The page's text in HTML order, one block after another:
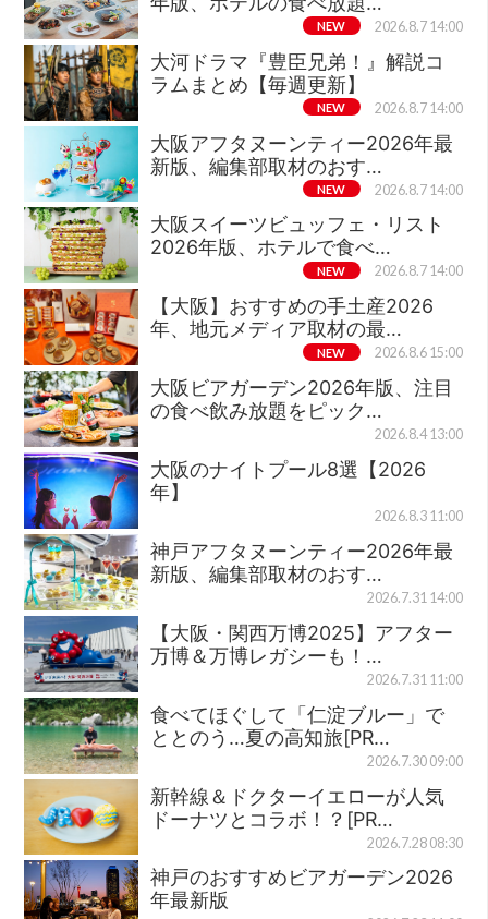
NEW 2026.8.7 14:00
大河ドラマ『豊臣兄弟！』解説コ
ラムまとめ【毎週更新】
NEW 2026.8.7 14:00
大阪アフタヌーンティー2026年最
新版、編集部取材のおす…
NEW 2026.8.7 14:00
大阪スイーツビュッフェ・リスト
2026年版、ホテルで食べ…
NEW 2026.8.7 14:00
【大阪】おすすめの手土産2026
年、地元メディア取材の最…
NEW 2026.8.6 15:00
大阪ビアガーデン2026年版、注目
の食べ飲み放題をピック…
2026.8.4 13:00
大阪のナイトプール8選【2026
年】
2026.8.3 11:00
神戸アフタヌーンティー2026年最
新版、編集部取材のおす…
2026.7.31 14:00
【大阪・関西万博2025】アフター
万博＆万博レガシーも！…
2026.7.31 11:00
食べてほぐして「仁淀ブルー」で
ととのう…夏の高知旅[PR…
2026.7.30 09:00
新幹線＆ドクターイエローが人気
ドーナツとコラボ！？[PR…
2026.7.28 08:30
神戸のおすすめビアガーデン2026
年最新版